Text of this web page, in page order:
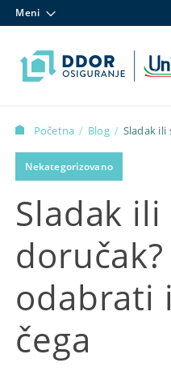
Meni
Početna / Blog / Sladak ili
čega
Nekategorizovano
Sladak
odabrati
čega